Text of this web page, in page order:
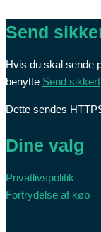
Send
Hvis du skal sende
benytte Send sikkert
Dette sendes
Dine valg
Privatlivspolitik
Fortrydelse af køb